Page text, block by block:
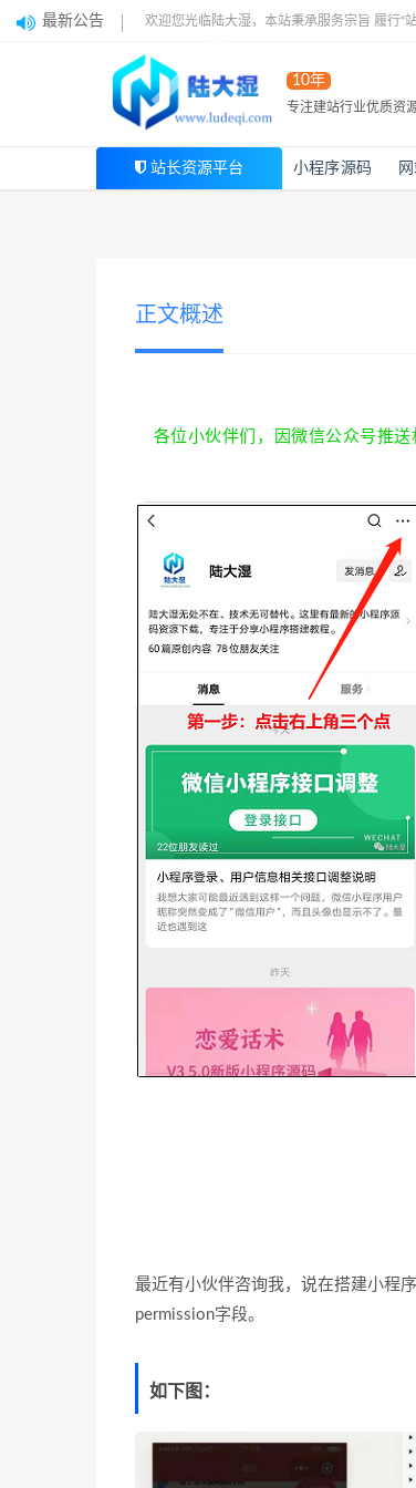
最新公告 欢迎您光临陆大湿，本站秉承服务宗旨 履行“
10年
专注建站行业优质资
站长资源平台 小程序源码
正文概述
各位小伙伴们，因微信公众号推
最近有小伙伴咨询我，说在搭建小程
permission字段。
如下图：